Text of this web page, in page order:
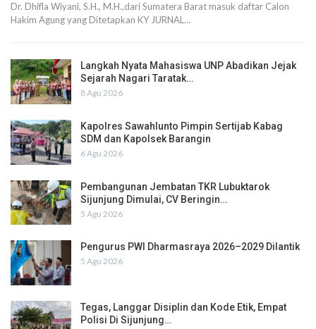
Dr. Dhifla Wiyani, S.H., M.H.,dari Sumatera Barat masuk daftar Calon
Hakim Agung yang Ditetapkan KY JURNAL…
Langkah Nyata Mahasiswa UNP Abadikan Jejak
Sejarah Nagari Taratak…
8 Agu 2026
Kapolres Sawahlunto Pimpin Sertijab Kabag
SDM dan Kapolsek Barangin
6 Agu 2026
Pembangunan Jembatan TKR Lubuktarok
Sijunjung Dimulai, CV Beringin…
5 Agu 2026
Pengurus PWI Dharmasraya 2026–2029 Dilantik
5 Agu 2026
Tegas, Langgar Disiplin dan Kode Etik, Empat
Polisi Di Sijunjung…